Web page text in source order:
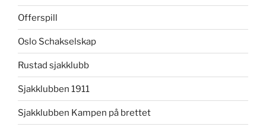
Offerspill
Oslo Schakselskap
Rustad sjakklubb
Sjakklubben 1911
Sjakklubben Kampen på brettet